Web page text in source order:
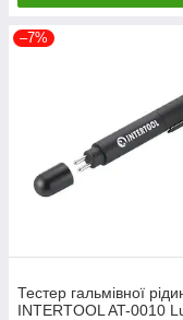
–7%
Тестер гальмівної
INTERTOOL AT-0010